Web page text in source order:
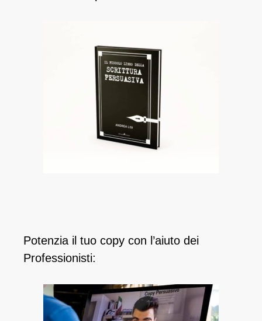
Potenzia il tuo copy con l’aiuto dei
Professionisti: